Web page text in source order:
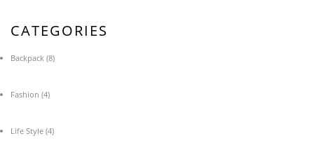
CATEGORIES
Backpack (8)
Fashion (4)
Life Style (4)